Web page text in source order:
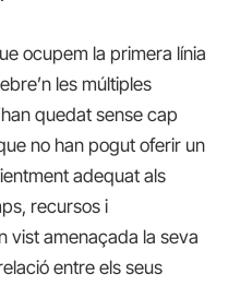
ocupem la primera línia
les múltiples
quedat sense cap
no han pogut oferir un
adequat als
recursos i
vist amenaçada la seva
entre els seus